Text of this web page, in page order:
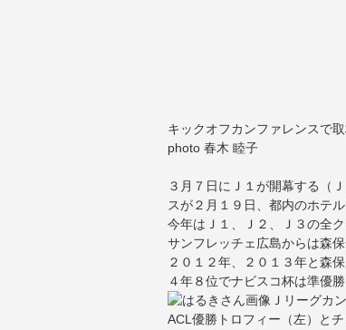
キックオフカンファレンスで
photo 春木 睦子
３月７日にＪ１が開幕する（
スが２月１９日、都内のホテル
今年はＪ１、Ｊ２、Ｊ３の全
サンフレッチェ広島からは森
２０１２年、２０１３年と森
４年８位でナビスコ杯は準優勝
ACL優勝トロフィー（左）と